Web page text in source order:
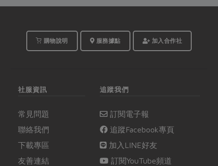
購物說明 服務據點 加入合作社
社服資訊
常見問題
聯絡我們
下載專區
友善連結
追蹤我們
訂閱電子報
追蹤Facebook專頁
加入LINE好友
訂閱YouTube頻道